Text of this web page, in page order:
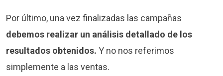
Por último, una vez finalizadas las campañas
debemos realizar un análisis detallado de los
resultados obtenidos. Y no nos referimos
simplemente a las ventas.